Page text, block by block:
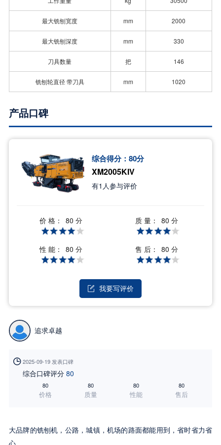
最大铣刨宽度 mm 2000
最大铣刨深度 mm 330
刀具数量 把 146
铣刨轮直径 带刀具 mm 1020
产品口碑
综合得分： 80分
XM2005KIV
有1 人参与评价
价 格： 80 分 质 量： 80 分
性 能： 80 分 售 后： 80 分
 我要写评价
追求卓越
 2025-09-19 发表口碑
综合口碑评分 80
80
价格
80
质量
80
性能
80
售后
大品牌的铣刨机，公路，城镇，机场的路面都能用到，省时省力省
心